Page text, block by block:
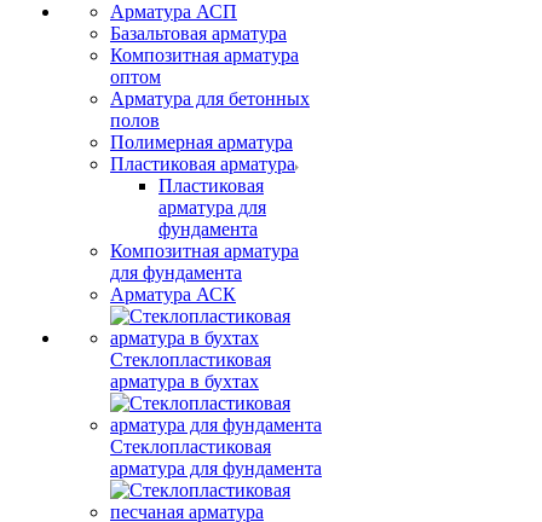
Арматура АСП
Базальтовая арматура
Композитная арматура
оптом
Арматура для бетонных
полов
Полимерная арматура
Пластиковая арматура
Пластиковая
арматура для
фундамента
Композитная арматура
для фундамента
Арматура АСК
Стеклопластиковая
арматура в бухтах
Стеклопластиковая
арматура для фундамента